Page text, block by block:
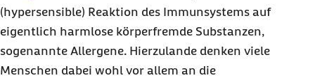
(hypersensible) Reaktion des Immunsystems auf
eigentlich harmlose körperfremde Substanzen,
sogenannte Allergene. Hierzulande denken viele
Menschen dabei wohl vor allem an die